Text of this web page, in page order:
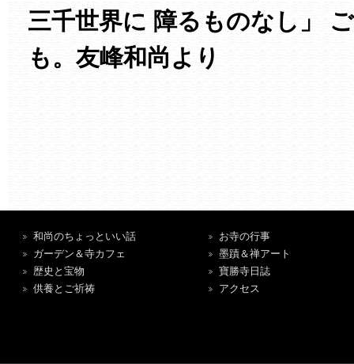
三千世界に 障るものなし」
も。友峰和尚より
和尚のちょっといい話
ガーデン＆寺カフェ
歴史と宝物
供養とご祈祷
お寺の行事
墨蹟＆禅アート
寶勝寺日誌
アクセス